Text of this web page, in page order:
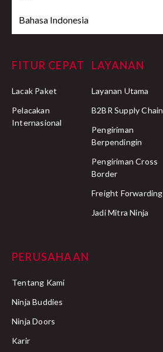
Bahasa Indonesia
FITUR CEPAT
Lacak Paket
Pelacakan
Internasional
LAYANAN
Layanan Utama
B2BR Supply Chain
Pengiriman
Berpendingin
Pengiriman Cross
Border
Freight Forwarding
Jadi Mitra Ninja
PERUSAHAAN
Tentang Kami
Ninja Buddies
Ninja Doors
Karir